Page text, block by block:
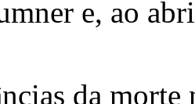
e, ao
da morte